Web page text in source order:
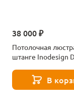
38 000 ₽
Потолочная
штанге Inodesign
В